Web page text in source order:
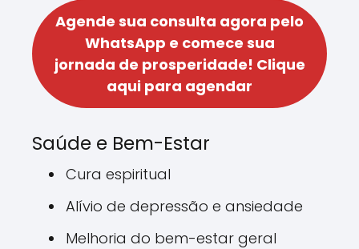
Agende sua consulta agora pelo
WhatsApp e comece sua
jornada de prosperidade! Clique
aqui para agendar
Saúde e Bem-Estar
Cura espiritual
Alívio de depressão e ansiedade
Melhoria do bem-estar geral